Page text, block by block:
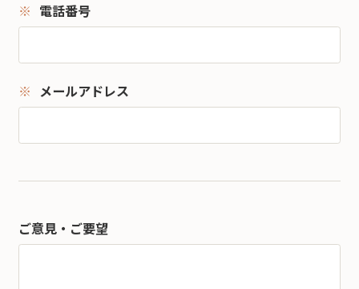
電話番号
メールアドレス
ご意見・ご要望